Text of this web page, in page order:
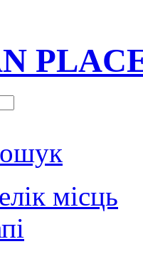
місць